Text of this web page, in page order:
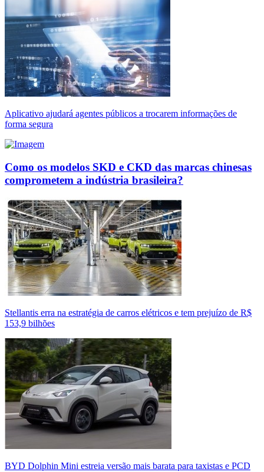
Aplicativo ajudará agentes públicos a trocarem informações de
forma segura
Como os modelos SKD e CKD das marcas chinesas
comprometem a indústria brasileira?
Stellantis erra na estratégia de carros elétricos e tem prejuízo de R$
153,9 bilhões
BYD Dolphin Mini estreia versão mais barata para taxistas e PCD